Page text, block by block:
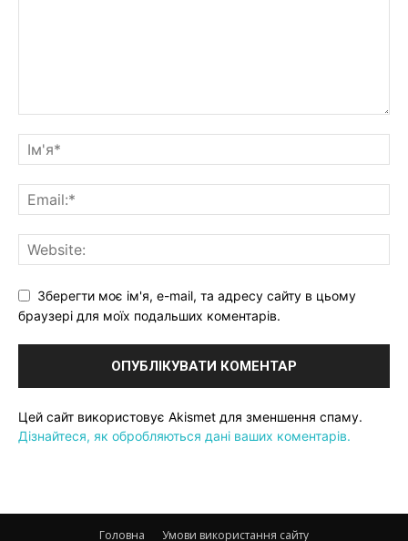
Зберегти моє ім'я, e-mail, та адресу сайту в цьому
браузері для моїх подальших коментарів.
Цей сайт використовує Akismet для зменшення спаму.
Дізнайтеся, як обробляються дані ваших коментарів.
Головна Умови використання сайту